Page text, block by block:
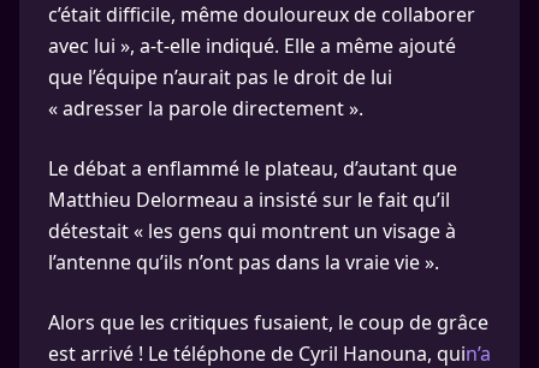
c’était difficile, même douloureux de collaborer
avec lui », a-t-elle indiqué. Elle a même ajouté
que l’équipe n’aurait pas le droit de lui
« adresser la parole directement ».
Le débat a enflammé le plateau, d’autant que
Matthieu Delormeau a insisté sur le fait qu’il
détestait « les gens qui montrent un visage à
l’antenne qu’ils n’ont pas dans la vraie vie ».
Alors que les critiques fusaient, le coup de grâce
est arrivé ! Le téléphone de Cyril Hanouna, quin’a